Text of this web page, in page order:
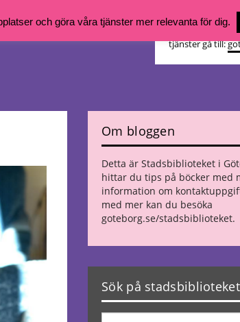
Vill du söka
bibliotekskonto
tjänster gå till:
Om bloggen
Detta är Stadsbiblioteket i
hittar du tips på böcker med
information om
med mer kan du besöka
goteborg.se/stadsbiblioteket.
Sök på
och göra våra tjänster mer relevanta för dig.